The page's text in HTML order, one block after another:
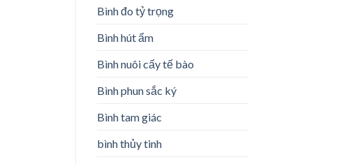
Bình đo tỷ trọng
Bình hút ẩm
Bình nuôi cấy tế bào
Bình phun sắc ký
Bình tam giác
bình thủy tinh